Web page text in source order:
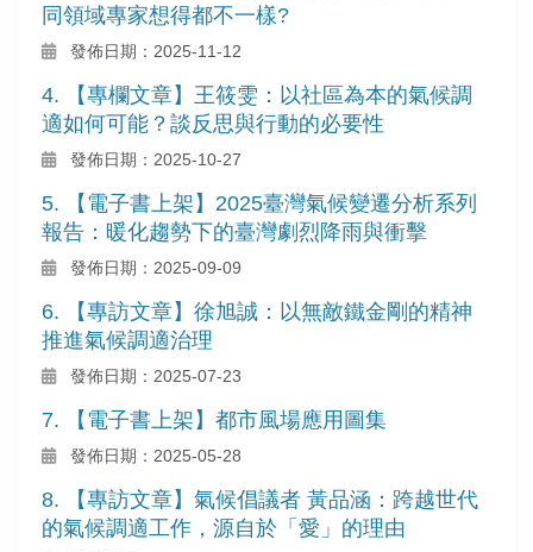
同領域專家想得都不一樣?
發佈日期：2025-11-12
4. 【專欄文章】王筱雯：以社區為本的氣候調
適如何可能？談反思與行動的必要性
發佈日期：2025-10-27
5. 【電子書上架】2025臺灣氣候變遷分析系列
報告：暖化趨勢下的臺灣劇烈降雨與衝擊
發佈日期：2025-09-09
6. 【專訪文章】徐旭誠：以無敵鐵金剛的精神
推進氣候調適治理
發佈日期：2025-07-23
7. 【電子書上架】都市風場應用圖集
發佈日期：2025-05-28
8. 【專訪文章】氣候倡議者 黃品涵：跨越世代
的氣候調適工作，源自於「愛」的理由